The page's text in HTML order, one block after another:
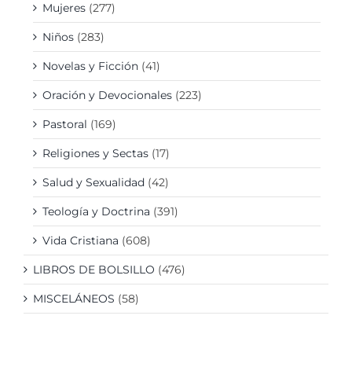
Mujeres (277)
Niños (283)
Novelas y Ficción (41)
Oración y Devocionales (223)
Pastoral (169)
Religiones y Sectas (17)
Salud y Sexualidad (42)
Teología y Doctrina (391)
Vida Cristiana (608)
LIBROS DE BOLSILLO (476)
MISCELÁNEOS (58)